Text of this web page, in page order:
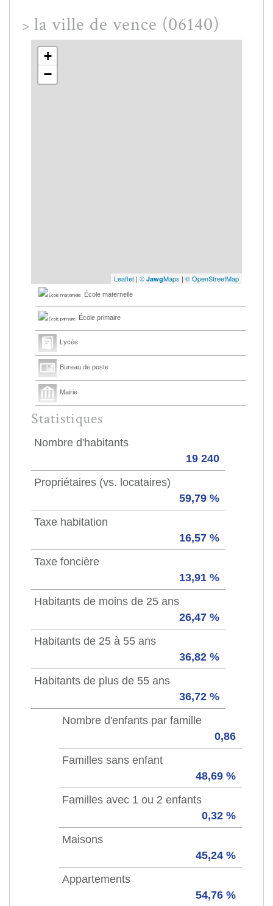
> la ville de vence (06140)
+
−
Leaflet | © JawgMaps | © OpenStreetMap
École maternelle
École primaire
Lycée
Bureau de poste
Mairie
Statistiques
Nombre d'habitants
19 240
Propriétaires (vs. locataires)
59,79 %
Taxe habitation
16,57 %
Taxe foncière
13,91 %
Habitants de moins de 25 ans
26,47 %
Habitants de 25 à 55 ans
36,82 %
Habitants de plus de 55 ans
36,72 %
Nombre d'enfants par famille
0,86
Familles sans enfant
48,69 %
Familles avec 1 ou 2 enfants
0,32 %
Maisons
45,24 %
Appartements
54,76 %